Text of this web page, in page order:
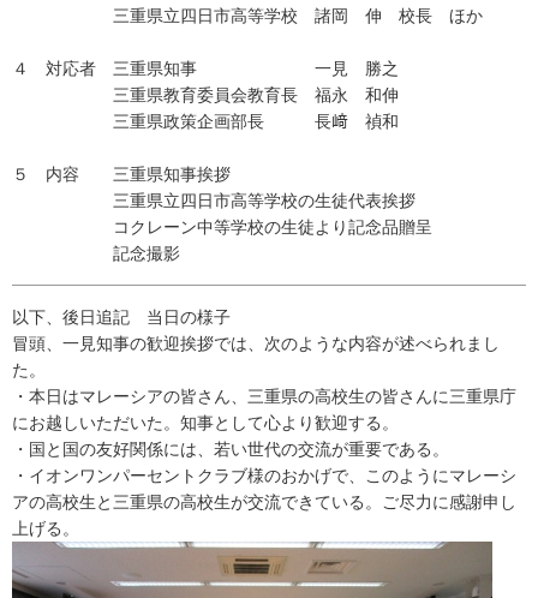
三重県立四日市高等学校 諸岡 伸 校長 ほか
４ 対応者 三重県知事 一見 勝之
三重県教育委員会教育長 福永 和伸
三重県政策企画部長 長﨑 禎和
５ 内容 三重県知事挨拶
三重県立四日市高等学校の生徒代表挨拶
コクレーン中等学校の生徒より記念品贈呈
記念撮影
以下、後日追記 当日の様子
冒頭、一見知事の歓迎挨拶では、次のような内容が述べられまし
た。
・本日はマレーシアの皆さん、三重県の高校生の皆さんに三重県庁
にお越しいただいた。知事として心より歓迎する。
・国と国の友好関係には、若い世代の交流が重要である。
・イオンワンパーセントクラブ様のおかげで、このようにマレーシ
アの高校生と三重県の高校生が交流できている。ご尽力に感謝申し
上げる。